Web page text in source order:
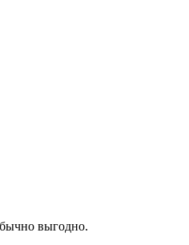
выгодно.